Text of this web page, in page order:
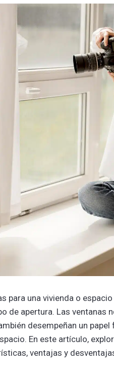
para una vivienda o
de apertura. Las ventanas
desempeñan un
En este artículo,
ventajas y